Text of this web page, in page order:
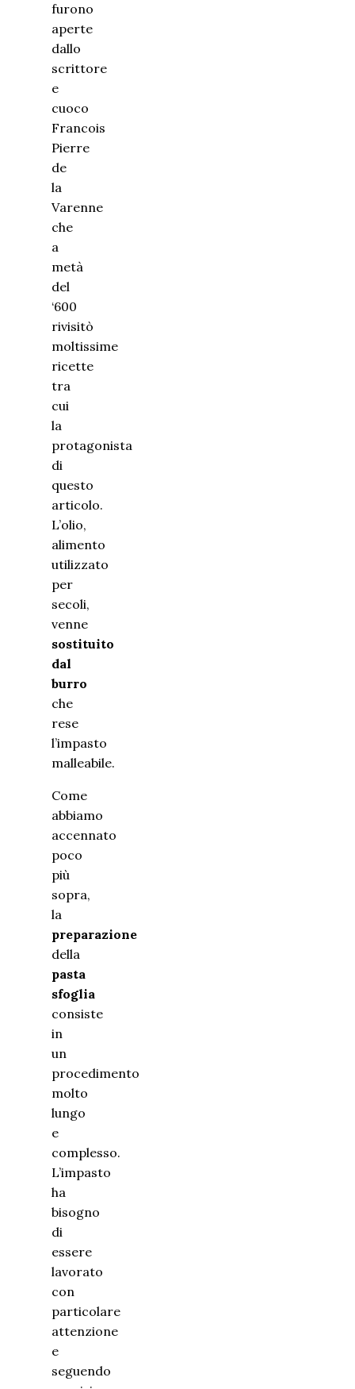
furono
aperte
dallo
scrittore
e
cuoco
Francois
Pierre
de
la
Varenne
che
a
metà
del
‘600
rivisitò
moltissime
ricette
tra
cui
la
protagonista
di
questo
articolo.
L’olio,
alimento
utilizzato
per
secoli,
venne
sostituito
dal
burro
che
rese
l’impasto
malleabile.
Come
abbiamo
accennato
poco
più
sopra,
la
preparazione
della
pasta
sfoglia
consiste
in
un
procedimento
molto
lungo
e
complesso.
L’impasto
ha
bisogno
di
essere
lavorato
con
particolare
attenzione
e
seguendo